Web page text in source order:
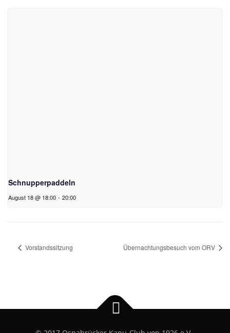
Schnupperpaddeln
August 18 @ 18:00 - 20:00
Vorstandssitzung Übernachtungsbesuch vom ORV